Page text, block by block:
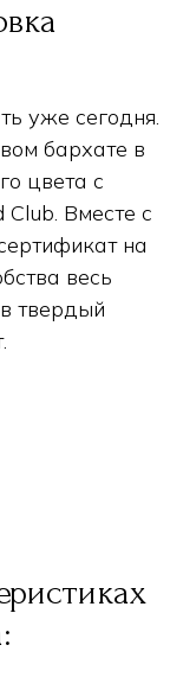
уже сегодня.
бархате в
цвета с
Club. Вместе с
на
весь
твердый